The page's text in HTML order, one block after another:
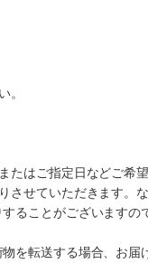
。
はご指定日などご希
せていただきます。
ることがございますの
を転送する場合、お届